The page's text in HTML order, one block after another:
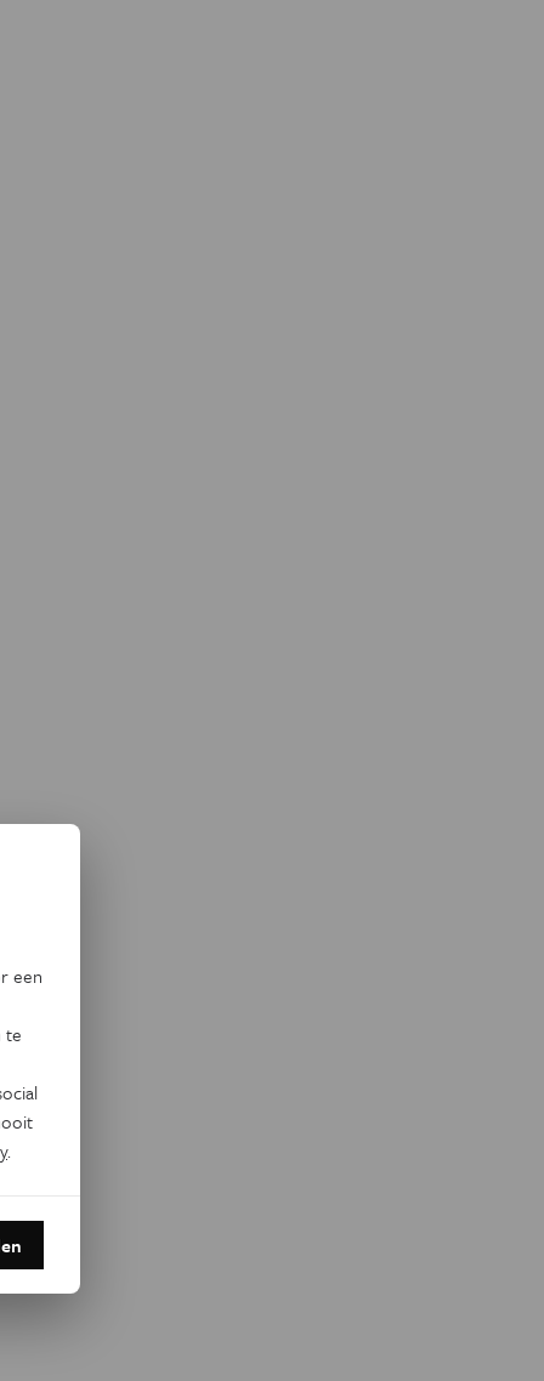
een
te
.